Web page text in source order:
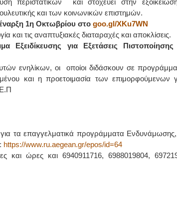
περιστατικών και στοχεύει στην
και των κοινωνικών επιστημών.
1η Οκτωβρίου στο goo.gl/XKu7WN
τις αναπτυξιακές διαταραχές και αποκλίσεις.
Εξειδίκευσης για Εξετάσεις
ενηλίκων, οι οποίοι διδάσκουν σε
και η προετοιμασία των επιμορφούμενων
τα επαγγελματικά προγράμματα
https://www.ru.aegean.gr/epos/id=64
και ώρες και 6940911716, 6988019804,